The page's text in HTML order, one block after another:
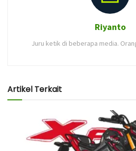
Riyanto
Juru ketik di beberapa media.
Artikel Terkait